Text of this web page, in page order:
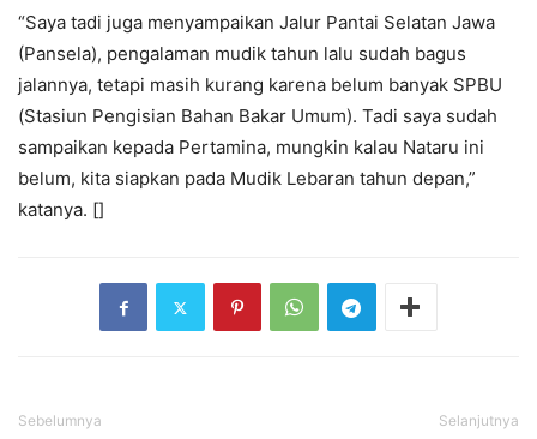
“Saya tadi juga menyampaikan Jalur Pantai Selatan Jawa
(Pansela), pengalaman mudik tahun lalu sudah bagus
jalannya, tetapi masih kurang karena belum banyak SPBU
(Stasiun Pengisian Bahan Bakar Umum). Tadi saya sudah
sampaikan kepada Pertamina, mungkin kalau Nataru ini
belum, kita siapkan pada Mudik Lebaran tahun depan,”
katanya. []
Sebelumnya Selanjutnya